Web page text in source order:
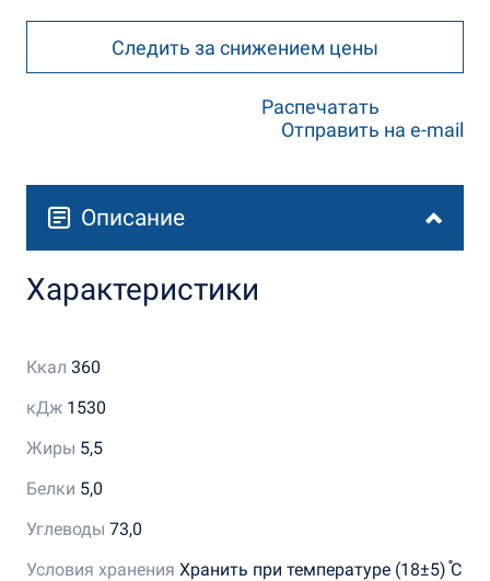
Следить за снижением цены
Распечатать
Отправить на e-mail
Описание
Характеристики
Ккал 360
кДж 1530
Жиры 5,5
Белки 5,0
Углеводы 73,0
Условия хранения Хранить при температуре (18±5) ֯С